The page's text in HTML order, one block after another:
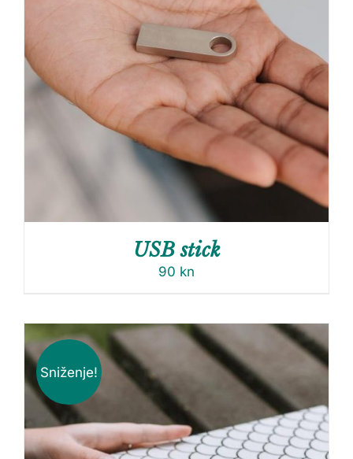
USB stick
90 kn
Sniženje!